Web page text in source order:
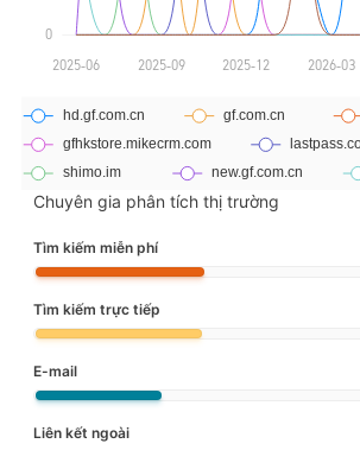
Chuyên gia phân tích thị trường
Tìm kiếm miễn phí
Tìm kiếm trực tiếp
E-mail
Liên kết ngoài